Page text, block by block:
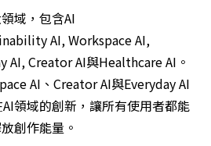
域，包含AI
AI, Workspace AI,
AI, Creator AI與Healthcare AI。
AI、Creator AI與Everyday AI
領域的創新，讓所有使用者都能
創作能量。